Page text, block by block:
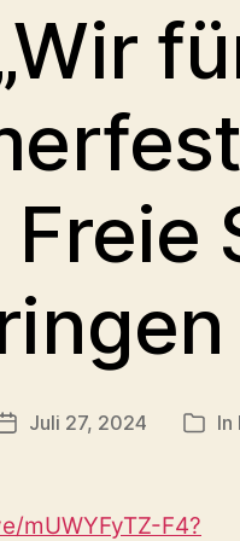
„Wir
Veröffentlichungsdatum
Juli 27, 2024 In
mUWYFyTZ-F4?